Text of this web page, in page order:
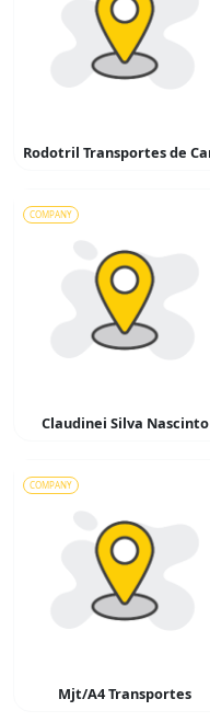
COMPANY
Claudinei Silva Nascinto
COMPANY
Mjt/A4 Transportes